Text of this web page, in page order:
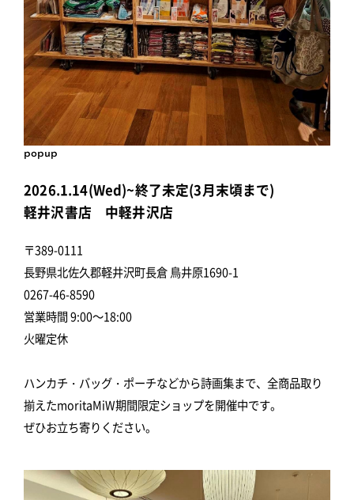
popup
2026.1.14(Wed)~終了未定(3月末頃まで)
軽井沢書店 中軽井沢店
〒389-0111
長野県北佐久郡軽井沢町長倉 鳥井原1690-1
0267-46-8590
営業時間 9:00～18:00
火曜定休
ハンカチ・バッグ・ポーチなどから詩画集まで、全商品取り
揃えたmoritaMiW期間限定ショップを開催中です。
ぜひお立ち寄りください。